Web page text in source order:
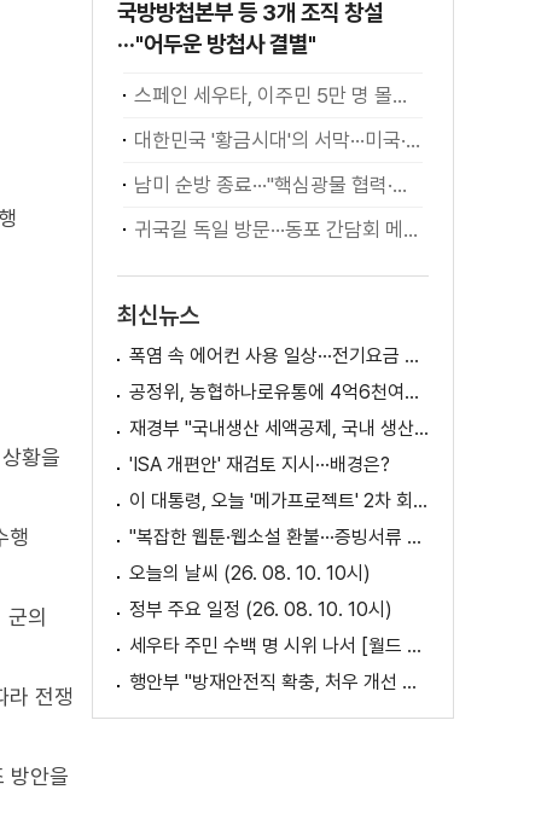
황을
행
의
라 전쟁
방안을
국방방첩본부 등 3개 조직 창설
···"어두운 방첩사 결별"
스페인 세우타, 이주민 5만 명 몰려 [월드 투데이]
대한민국 '황금시대'의 서막···미국·남미 순방 성과 총정리 [정.주.행]
남미 순방 종료···"핵심광물 협력·원유 수입선 확대"
귀국길 독일 방문···동포 간담회 메시지는?
최신뉴스
폭염 속 에어컨 사용 일상···전기요금 줄이려면?
공정위, 농협하나로유통에 4억6천여만 원 과징금
재경부 "국내생산 세액공제, 국내 생산 기반이 취약한 '품목' 지원" [정책 바로보기]
'ISA 개편안' 재검토 지시···배경은?
이 대통령, 오늘 '메가프로젝트' 2차 회의 주재
"복잡한 웹툰·웹소설 환불···증빙서류 요구까지"
오늘의 날씨 (26. 08. 10. 10시)
정부 주요 일정 (26. 08. 10. 10시)
세우타 주민 수백 명 시위 나서 [월드 투데이]
행안부 "방재안전직 확충, 처우 개선 등 위한 제도개선 추진"